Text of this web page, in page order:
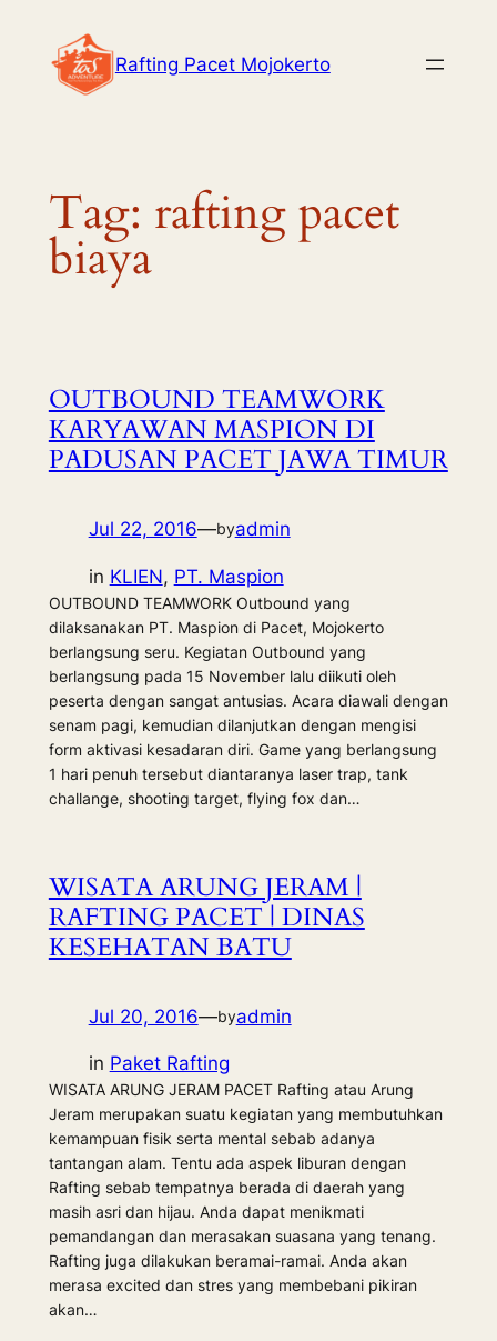
content
Rafting Pacet Mojokerto
Tag: rafting pacet
biaya
OUTBOUND TEAMWORK
KARYAWAN MASPION DI
PADUSAN PACET JAWA TIMUR
Jul 22, 2016—byadmin
in KLIEN, PT. Maspion
OUTBOUND TEAMWORK Outbound yang
dilaksanakan PT. Maspion di Pacet, Mojokerto
berlangsung seru. Kegiatan Outbound yang
berlangsung pada 15 November lalu diikuti oleh
peserta dengan sangat antusias. Acara diawali dengan
senam pagi, kemudian dilanjutkan dengan mengisi
form aktivasi kesadaran diri. Game yang berlangsung
1 hari penuh tersebut diantaranya laser trap, tank
challange, shooting target, flying fox dan…
WISATA ARUNG JERAM |
RAFTING PACET | DINAS
KESEHATAN BATU
Jul 20, 2016—byadmin
in Paket Rafting
WISATA ARUNG JERAM PACET Rafting atau Arung
Jeram merupakan suatu kegiatan yang membutuhkan
kemampuan fisik serta mental sebab adanya
tantangan alam. Tentu ada aspek liburan dengan
Rafting sebab tempatnya berada di daerah yang
masih asri dan hijau. Anda dapat menikmati
pemandangan dan merasakan suasana yang tenang.
Rafting juga dilakukan beramai-ramai. Anda akan
merasa excited dan stres yang membebani pikiran
akan…